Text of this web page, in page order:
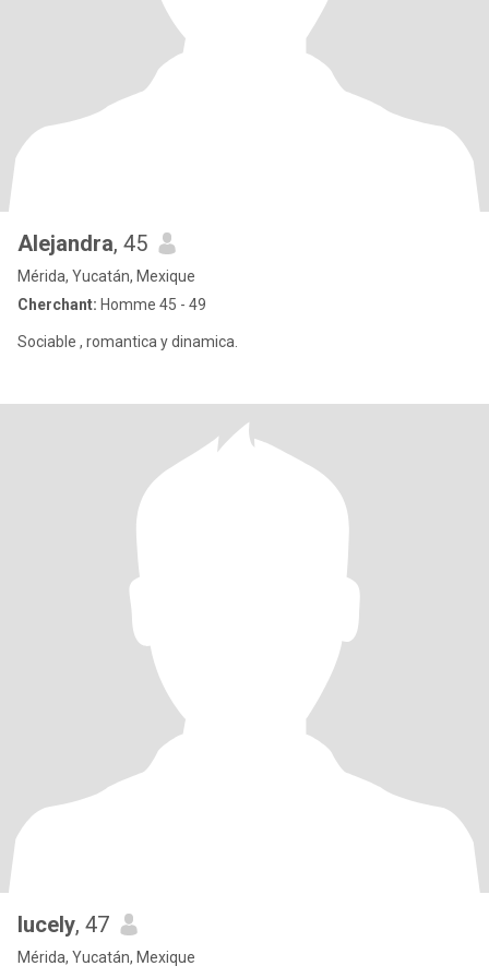
Alejandra, 45
Mérida, Yucatán, Mexique
Cherchant: Homme 45 - 49
Sociable , romantica y dinamica.
lucely, 47
Mérida, Yucatán, Mexique